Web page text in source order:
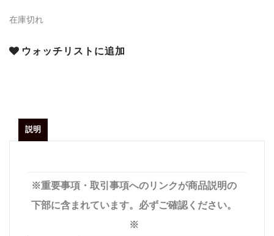
在庫切れ
ウォッチリストに追加
説明
※重要事項・取引事項へのリンクが商品説明の
下部に含まれています。必ずご確認ください。
※